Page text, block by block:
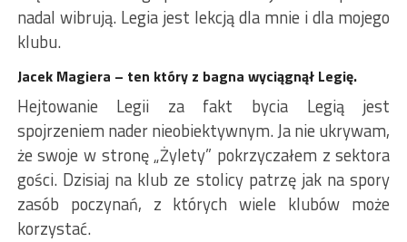
nadal wibrują. Legia jest lekcją dla mnie i dla mojego
klubu.
Jacek Magiera – ten który z bagna wyciągnął Legię.
Hejtowanie Legii za fakt bycia Legią jest
spojrzeniem nader nieobiektywnym. Ja nie ukrywam,
że swoje w stronę „Żylety” pokrzyczałem z sektora
gości. Dzisiaj na klub ze stolicy patrzę jak na spory
zasób poczynań, z których wiele klubów może
korzystać.